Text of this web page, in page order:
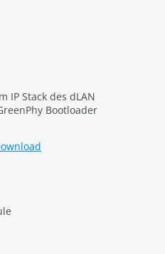
IP Stack des dLAN
Bootloader